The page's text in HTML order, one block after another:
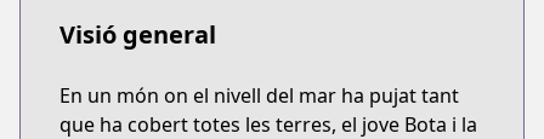
Visió general
En un món on el nivell del mar ha pujat tant
que ha cobert totes les terres, el jove Bota i la